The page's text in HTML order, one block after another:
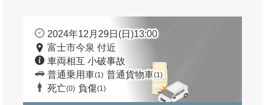
2024年12月29日(日)13:00
富士市今泉 付近
車両相互 小破事故
普通乗用車(1) 普通貨物車(1)
死亡(0) 負傷(1)